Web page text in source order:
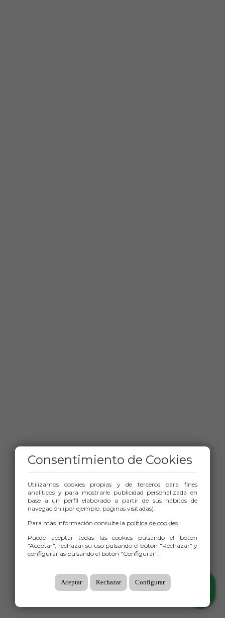
Consentimiento de Cookies
Utilizamos cookies propias y de terceros para fines
analíticos y para mostrarle publicidad personalizada en
base a un perfil elaborado a partir de sus hábitos de
navegación (por ejemplo, páginas visitadas).
Para más información consulte la política de cookies.
Puede aceptar todas las cookies pulsando el botón
"Aceptar", rechazar su uso pulsando el botón "Rechazar" y
configurarlas pulsando el botón "Configurar".
Aceptar Rechazar Configurar